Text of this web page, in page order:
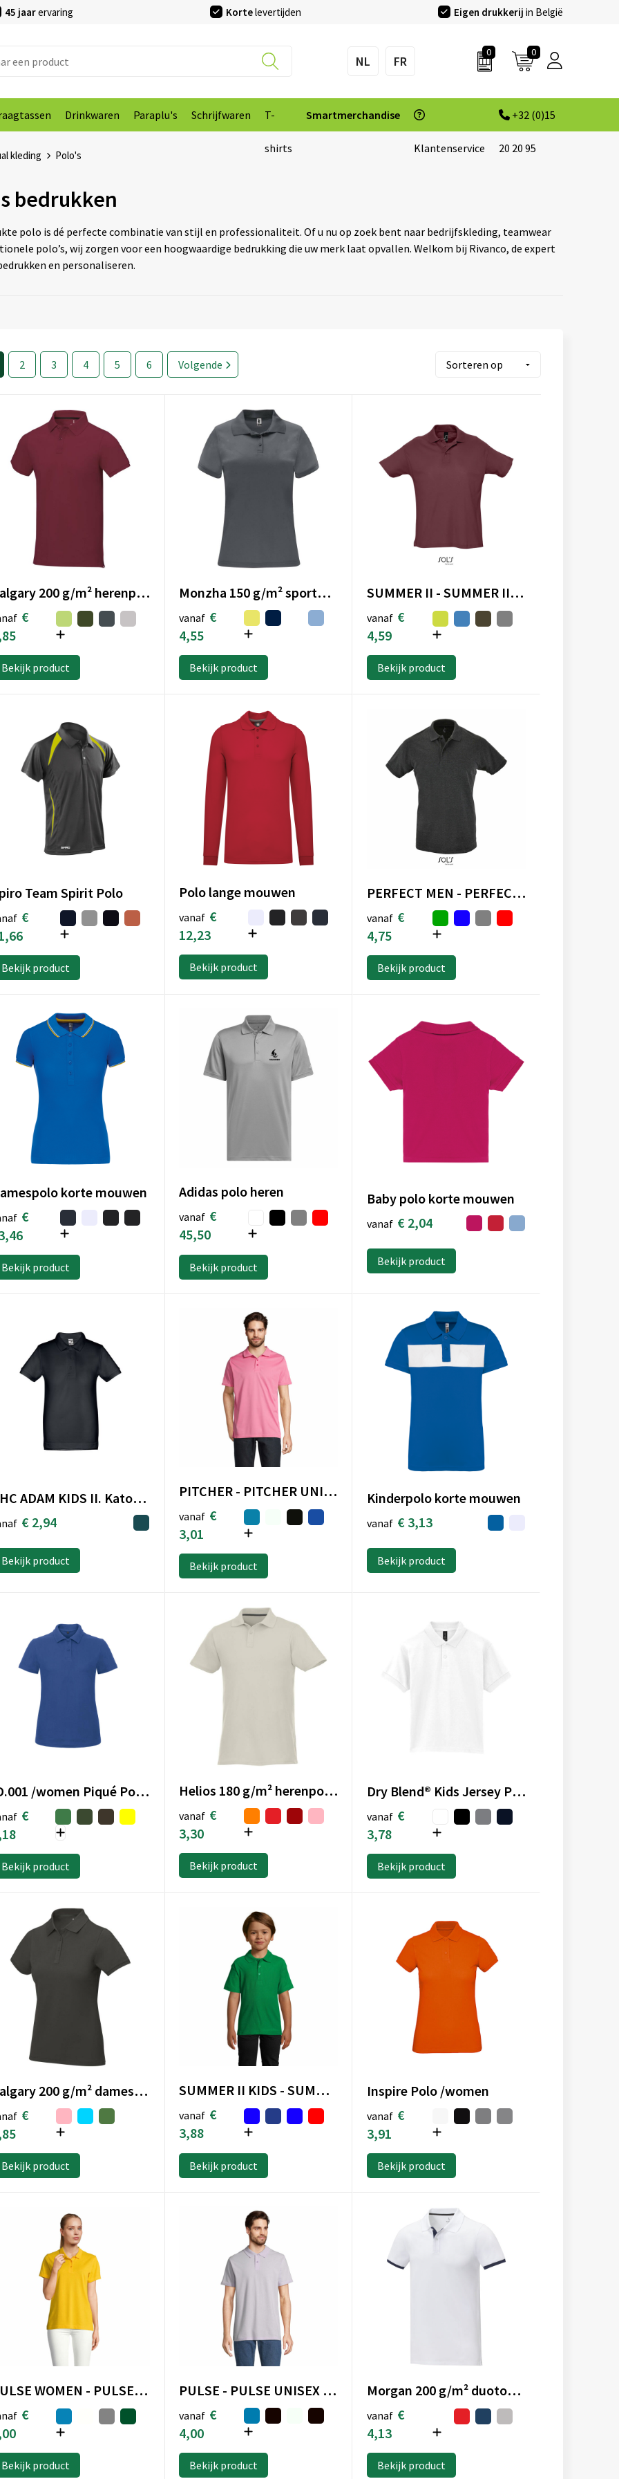
45 jaarervaring Kortelevertijden Eigen drukkerij in België
NL FR
0 0
Drinkwaren Paraplu's Schrijfwaren T-
shirts
Smartmerchandise
Klantenservice
+32 (0)15
20 20 95
kleding Polo's
bedrukken
polo is dé perfecte combinatie van stijl en professionaliteit. Of u nu op zoek bent naar bedrijfskleding, teamwear
polo’s, wij zorgen voor een hoogwaardige bedrukking die uw merk laat opvallen. Welkom bij Rivanco, de expert
en personaliseren.
2 3 4 5 6 Volgende
Calgary 200 g/m² herenpolo met korte mouwen
€
Bekijk product
Monzha 150 g/m² sportpolo met korte mouwen voor dames
vanaf €
4,55
Bekijk product
SUMMER II - SUMMER II HEREN Polo 170g
vanaf €
4,59
Bekijk product
Team Spirit Polo
€
Bekijk product
Polo lange mouwen
vanaf €
12,23
Bekijk product
PERFECT MEN - PERFECT HEREN Polo 180g
vanaf €
4,75
Bekijk product
korte mouwen
€
Bekijk product
Adidas polo heren
vanaf €
45,50
Bekijk product
Baby polo korte mouwen
vanaf € 2,04
Bekijk product
THC ADAM KIDS II. Katoenen poloshirt met korte mouwen voor kinderen (uniseks)
€ 2,94
Bekijk product
PITCHER - PITCHER UNISEX POLO
vanaf €
3,01
Bekijk product
Kinderpolo korte mouwen
vanaf € 3,13
Bekijk product
ID.001 /women Piqué Polo Shirt
€
Bekijk product
Helios 180 g/m² herenpolo met korte mouwen
vanaf €
3,30
Bekijk product
Dry Blend® Kids Jersey Polo
vanaf €
3,78
Bekijk product
Calgary 200 g/m² damespolo met korte mouwen
€
Bekijk product
SUMMER II KIDS - SUMMER II KIDS Polo 170g
vanaf €
3,88
Bekijk product
Inspire Polo /women
vanaf €
3,91
Bekijk product
PULSE WOMEN - PULSE DAMES POLO
€
Bekijk product
PULSE - PULSE UNISEX POLO
vanaf €
4,00
Bekijk product
Morgan 200 g/m² duotone herenpolo met korte mouwen
vanaf €
4,13
Bekijk product